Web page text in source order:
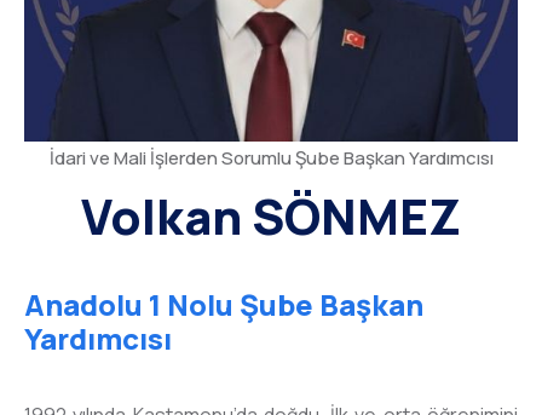
İdari ve Mali İşlerden Sorumlu Şube Başkan Yardımcısı
Volkan SÖNMEZ
Anadolu 1 Nolu Şube Başkan
Yardımcısı